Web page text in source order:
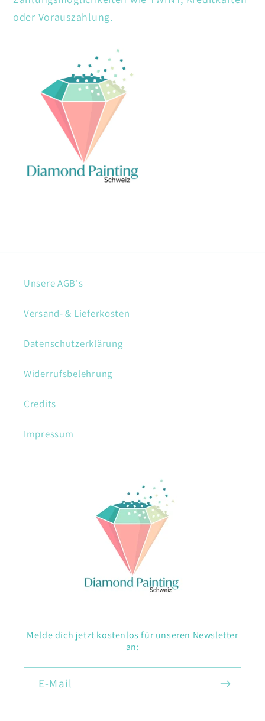
oder Vorauszahlung.
Unsere AGB's
Versand- & Lieferkosten
Datenschutzerklärung
Widerrufsbelehrung
Credits
Impressum
Melde dich jetzt kostenlos für unseren Newsletter
an:
E-Mail